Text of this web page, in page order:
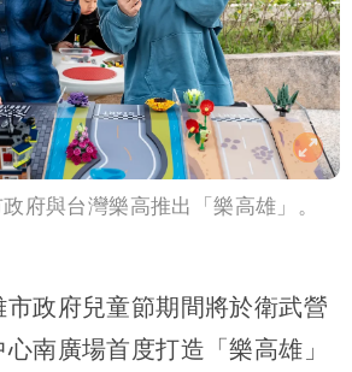
府與台灣樂高推出「樂高雄」。
政府兒童節期間將於衛武營
南廣場首度打造「樂高雄」